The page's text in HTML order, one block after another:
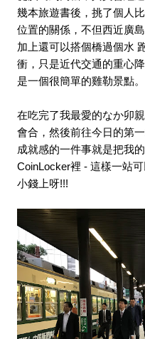
幾本旅遊書後，挑了個人
位置的關係，不但西近廣
加上還可以搭個橋過個水
衝，只是近代交通的重心
是一個很簡單的雞勒景點。
在吃完了我最愛的なか卯
會合，然後前往今日的第
成就感的一件事就是把我
CoinLocker裡 - 這樣一站
小錢上呀!!!